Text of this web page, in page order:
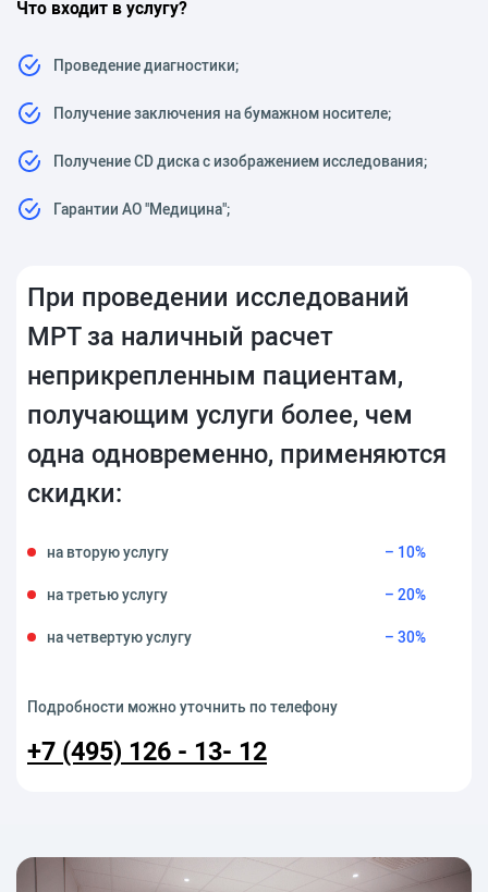
Что входит в услугу?
Проведение диагностики;
Получение заключения на бумажном носителе;
Получение CD диска с изображением исследования;
Гарантии АО "Медицина";
При проведении исследований
МРТ за наличный расчет
неприкрепленным пациентам,
получающим услуги более, чем
одна одновременно, применяются
скидки:
на вторую услугу – 10%
на третью услугу – 20%
на четвертую услугу – 30%
Подробности можно уточнить по телефону
+7 (495) 126 - 13- 12